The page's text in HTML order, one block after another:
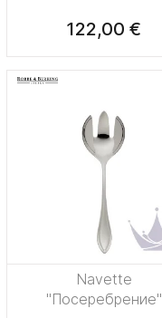
122,00 €
Navette
"Посеребрение"